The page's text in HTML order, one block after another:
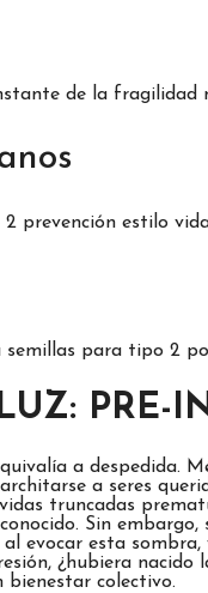
de la fragilidad
prevención estilo
semillas para tipo 2
PRE-
a despedida.
a seres
truncadas
Sin embargo,
evocar esta
¿hubiera nacido
bienestar colectivo.